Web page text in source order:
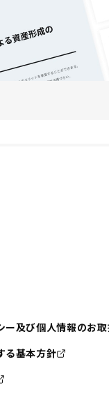
ー及び個人情報のお
る基本方針